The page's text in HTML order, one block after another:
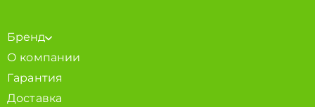
Бренд
О компании
Гарантия
Доставка